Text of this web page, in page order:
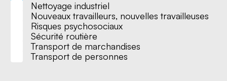
Nettoyage industriel
Nouveaux travailleurs, nouvelles travailleuses
Risques psychosociaux
Sécurité routière
Transport de marchandises
Transport de personnes